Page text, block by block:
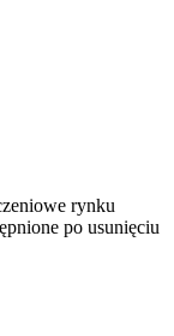
rynku
po usunięciu